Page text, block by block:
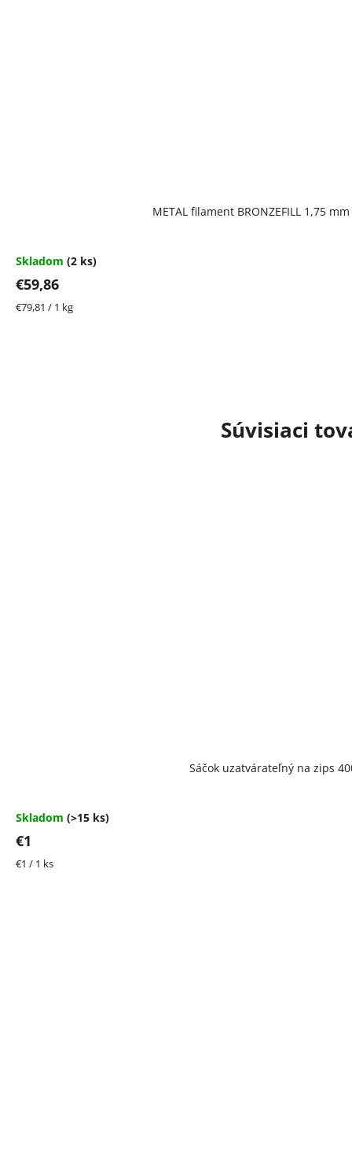
Súvisiaci
Sáčok uzatvárateľný na zips
4,5
5
hviezdičiek.
Skladom (>15 ks)
€1
Jednotková
€1 / 1 ks
METAL filament BRONZEFILL 1,75
Skladom (2 ks)
€59,86
Jednotková
€79,81 / 1 kg